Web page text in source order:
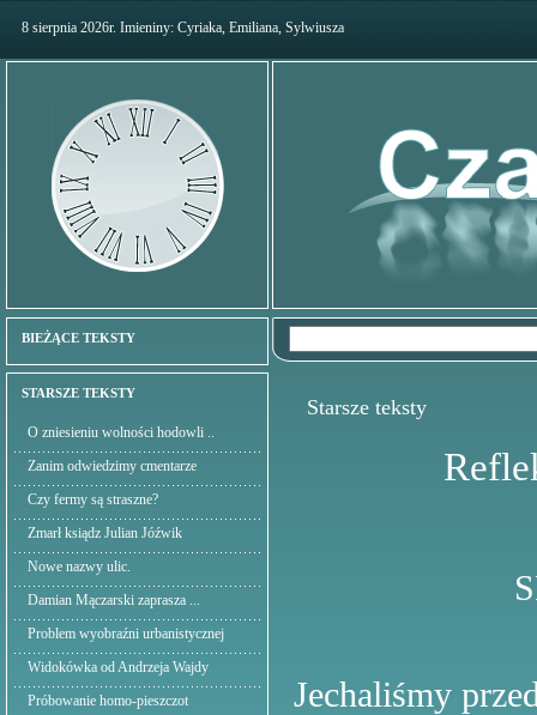
8 sierpnia 2026r. Imieniny: Cyriaka, Emiliana, Sylwiusza
BIEŻĄCE TEKSTY
STARSZE TEKSTY
O zniesieniu wolności hodowli ..
Zanim odwiedzimy cmentarze
Czy fermy są straszne?
Zmarł ksiądz Julian Jóźwik
Nowe nazwy ulic.
Damian Mączarski zaprasza ...
Problem wyobraźni urbanistycznej
Widokówka od Andrzeja Wajdy
Próbowanie homo-pieszczot
Starsze teksty
Jechaliśmy